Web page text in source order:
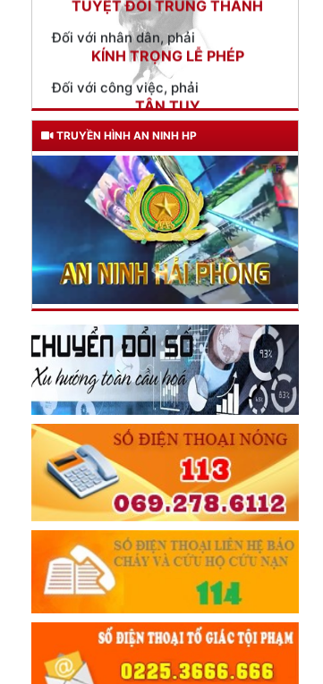
Đối với công việc, phải
TẬN TỤY
Đối với địch, phải
CƯƠNG QUYẾT, KHÔN KHÉO
Trích thư Chủ tịch Hồ Chí Minh
gửi Công an Khu XII,
TRUYỀN HÌNH AN NINH HP